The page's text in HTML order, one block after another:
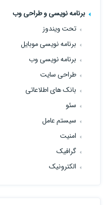
برنامه نویسی و طراحی وب
تحت ویندوز
برنامه نویسی موبایل
برنامه نویسی وب
طراحی سایت
بانک های اطلاعاتی
سئو
سیستم عامل
امنیت
گرافیک
الکترونیک